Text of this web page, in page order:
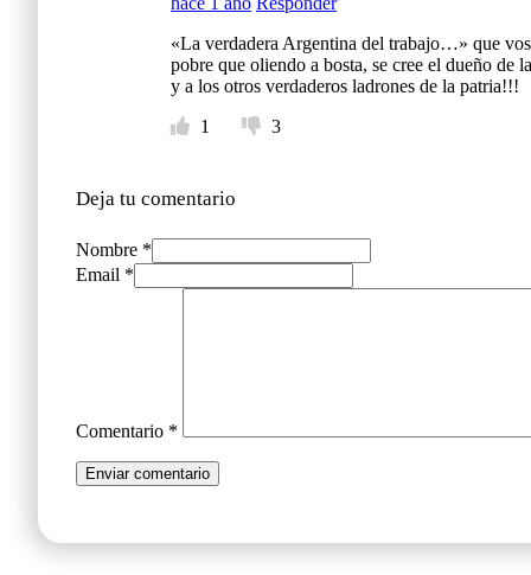
«La verdadera Argentina del trabajo…» que
pobre que oliendo a bosta, se cree el dueño de
y a los otros verdaderos ladrones de la patria!!!
1
3
Deja tu comentario
Nombre *
Email *
Comentario *